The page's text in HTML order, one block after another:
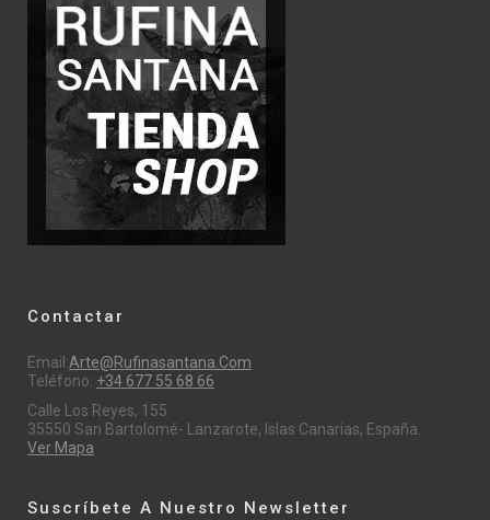
Contactar
Email:Arte@rufinasantana.com
Teléfono: +34 677 55 68 66
Calle Los Reyes, 155
35550 San Bartolomé- Lanzarote, Islas Canarias, España.
Ver Mapa
Suscríbete A Nuestro Newsletter